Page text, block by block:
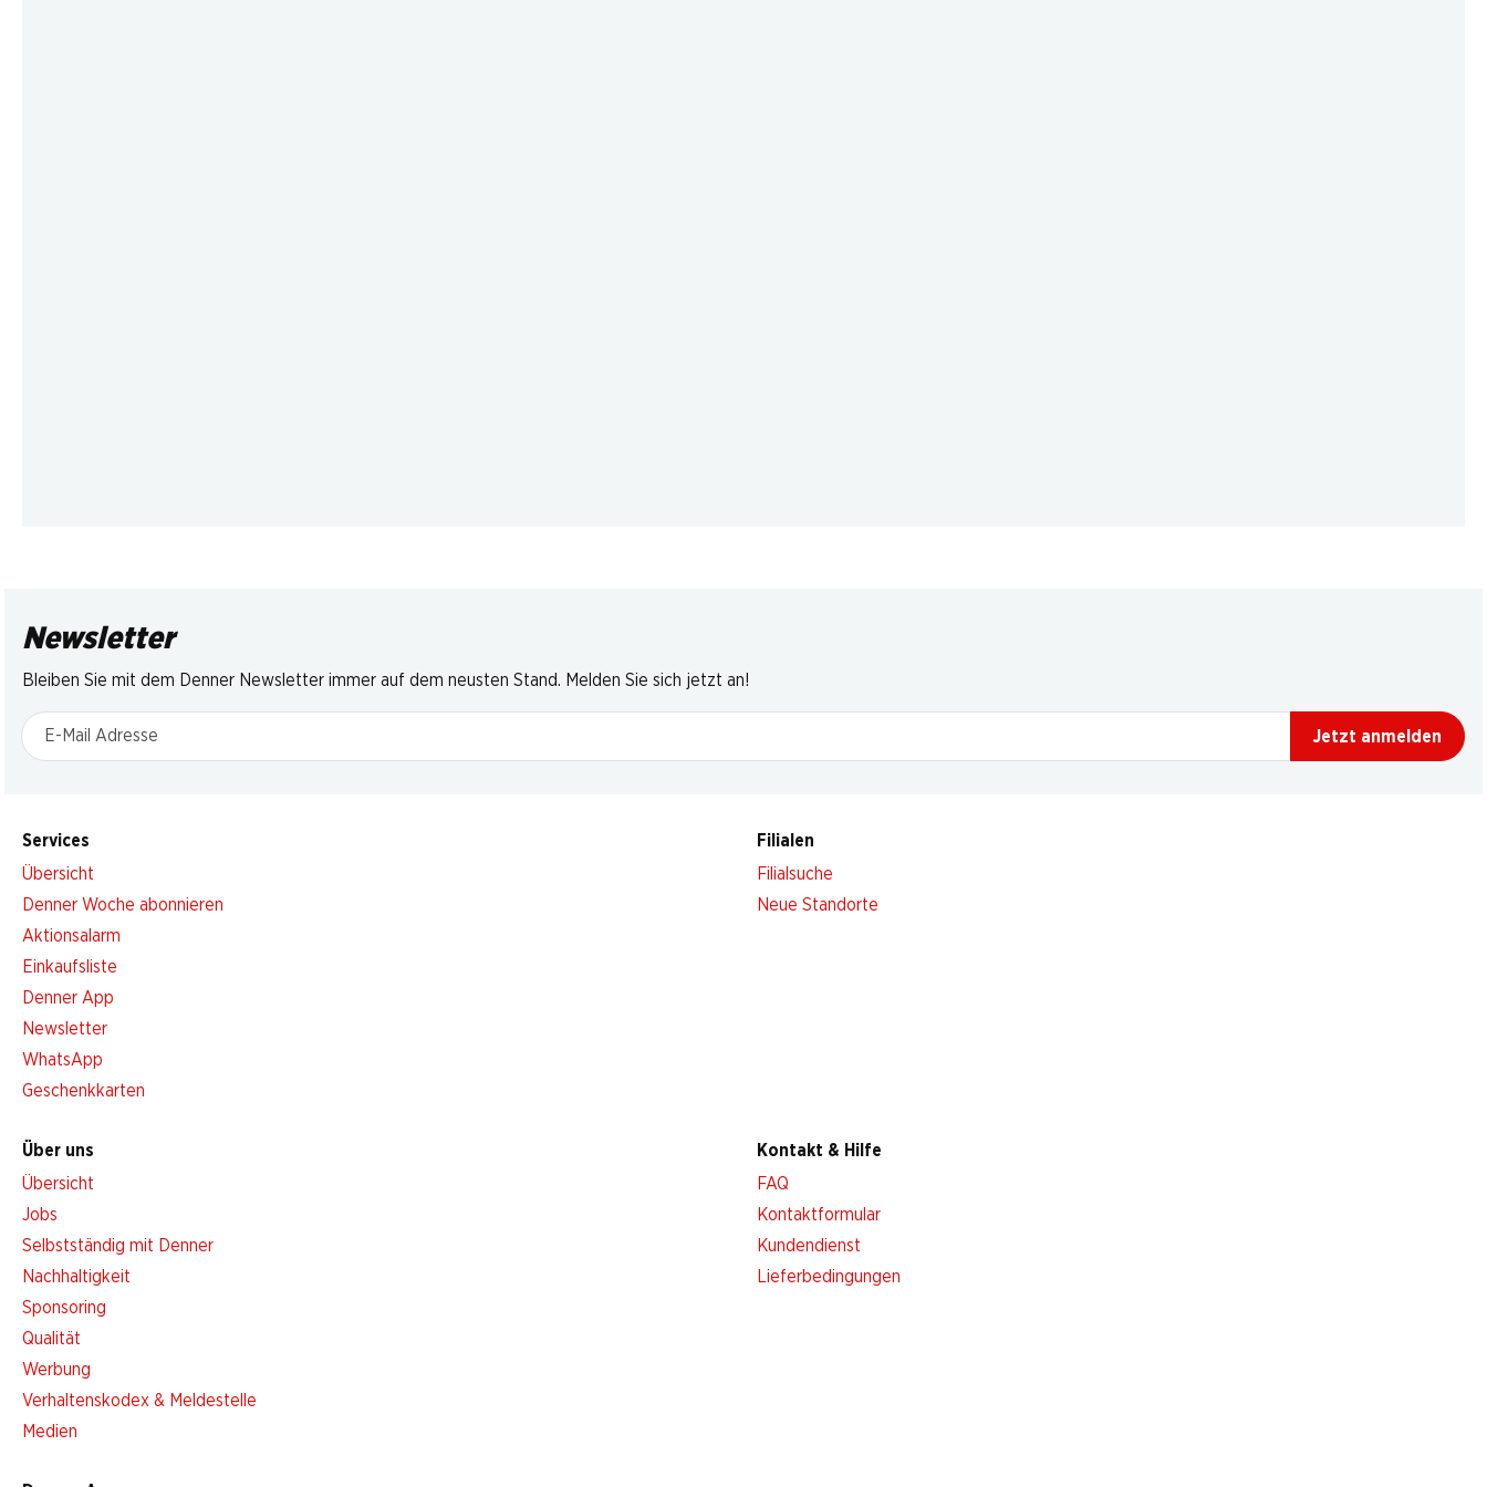
Newsletter
Bleiben Sie mit dem Denner Newsletter immer auf dem neusten Stand. Melden Sie sich jetzt an!
E-Mail Adresse
Jetzt anmelden
Services
Übersicht
Denner Woche abonnieren
Aktionsalarm
Einkaufsliste
Denner App
Newsletter
WhatsApp
Geschenkkarten
Filialen
Filialsuche
Neue Standorte
Über uns
Übersicht
Jobs
Selbstständig mit Denner
Nachhaltigkeit
Sponsoring
Qualität
Werbung
Verhaltenskodex & Meldestelle
Medien
Kontakt & Hilfe
FAQ
Kontaktformular
Kundendienst
Lieferbedingungen